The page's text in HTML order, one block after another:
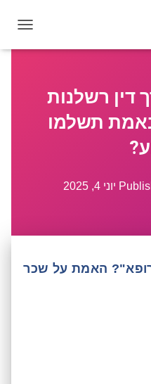
O
דין רשלנות
תשלמו
יוני 4, 2025
האמת על שכר